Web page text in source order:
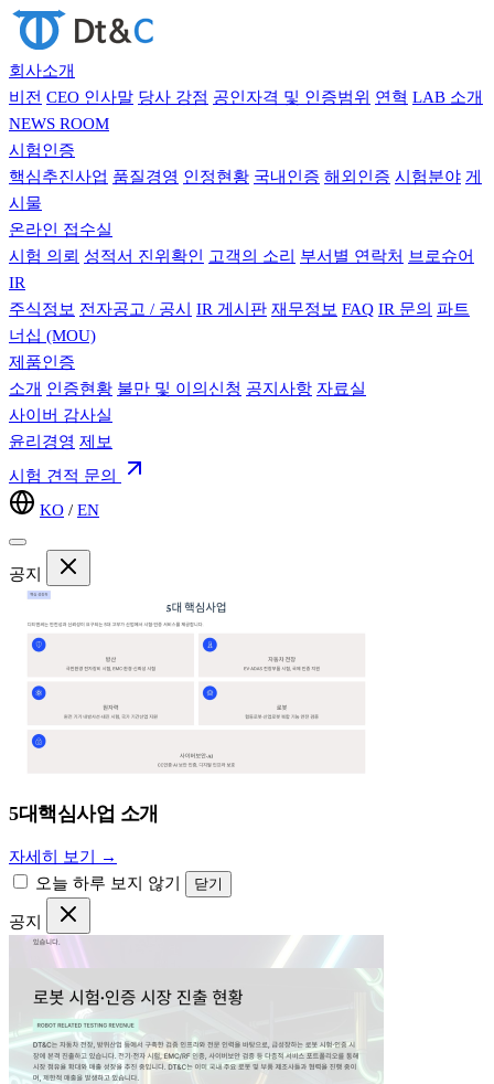
회사소개
비전 CEO 인사말 당사 강점 공인자격 및 인증범위 연혁 LAB 소개
NEWS ROOM
시험인증
핵심추진사업 품질경영 인정현황 국내인증 해외인증 시험분야 게
시물
온라인 접수실
시험 의뢰 성적서 진위확인 고객의 소리 부서별 연락처 브로슈어
IR
주식정보 전자공고 / 공시 IR 게시판 재무정보 FAQ IR 문의 파트
너십 (MOU)
제품인증
소개 인증현황 불만 및 이의신청 공지사항 자료실
사이버 감사실
윤리경영 제보
시험 견적 문의
KO / EN
공지
5대핵심사업 소개
자세히 보기 →
오늘 하루 보지 않기
닫기
공지